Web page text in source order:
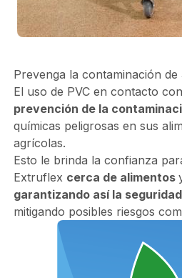
Prevenga la contaminación de
El uso de PVC en contacto
prevención de la
químicas peligrosas en sus
agrícolas.
Esto le brinda la confianza
Extruflex cerca de alimentos
garantizando así la seguridad
mitigando posibles riesgos